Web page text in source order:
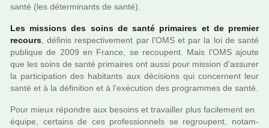
santé (les déter­mi­nants de santé).
Les mis­sions des soins de santé pri­mai­res et de pre­mier
recours , défi­nis res­pec­ti­ve­ment par l’OMS et par la loi de santé
publi­que de 2009 en France, se recou­pent. Mais l’OMS ajoute
que les soins de santé pri­mai­res ont aussi pour mis­sion d’assu­rer
la par­ti­ci­pa­tion des habi­tants aux déci­sions qui concer­nent leur
santé et à la défi­ni­tion et à l’exé­cu­tion des pro­gram­mes de santé.
Pour mieux répon­dre aux besoins et tra­vailler plus faci­le­ment en
équipe, cer­tains de ces pro­fes­sion­nels se regrou­pent, notam­